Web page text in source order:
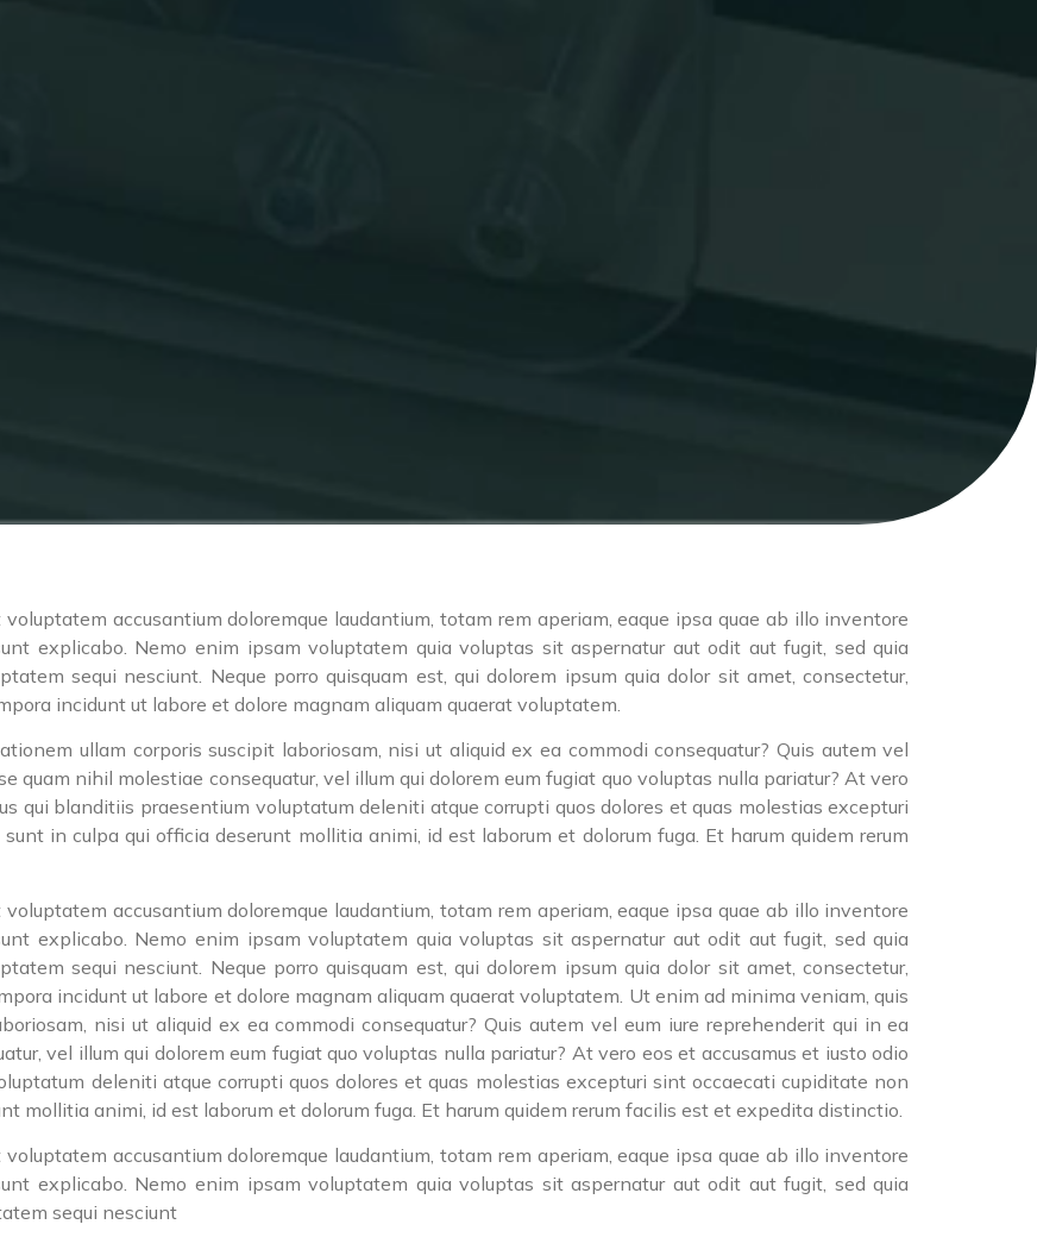
accusantium doloremque laudantium, totam rem aperiam, eaque ipsa quae ab illo inventore
explicabo. Nemo enim ipsam voluptatem quia voluptas sit aspernatur aut odit aut fugit, sed quia
sequi nesciunt. Neque porro quisquam est, qui dolorem ipsum quia dolor sit amet, consectetur,
incidunt ut labore et dolore magnam aliquam quaerat voluptatem.
ullam corporis suscipit laboriosam, nisi ut aliquid ex ea commodi consequatur? Quis autem vel
quam nihil molestiae consequatur, vel illum qui dolorem eum fugiat quo voluptas nulla pariatur? At vero
qui blanditiis praesentium voluptatum deleniti atque corrupti quos dolores et quas molestias excepturi
in culpa qui officia deserunt mollitia animi, id est laborum et dolorum fuga. Et harum quidem rerum
accusantium doloremque laudantium, totam rem aperiam, eaque ipsa quae ab illo inventore
explicabo. Nemo enim ipsam voluptatem quia voluptas sit aspernatur aut odit aut fugit, sed quia
sequi nesciunt. Neque porro quisquam est, qui dolorem ipsum quia dolor sit amet, consectetur,
incidunt ut labore et dolore magnam aliquam quaerat voluptatem. Ut enim ad minima veniam, quis
nisi ut aliquid ex ea commodi consequatur? Quis autem vel eum iure reprehenderit qui in ea
vel illum qui dolorem eum fugiat quo voluptas nulla pariatur? At vero eos et accusamus et iusto odio
deleniti atque corrupti quos dolores et quas molestias excepturi sint occaecati cupiditate non
mollitia animi, id est laborum et dolorum fuga. Et harum quidem rerum facilis est et expedita distinctio.
accusantium doloremque laudantium, totam rem aperiam, eaque ipsa quae ab illo inventore
explicabo. Nemo enim ipsam voluptatem quia voluptas sit aspernatur aut odit aut fugit, sed quia
sequi nesciunt